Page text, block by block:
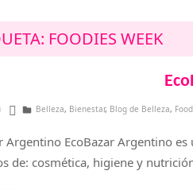
FOODIES WEEK
18, 2016Belleza, Bienestar, Blog de Belleza, Food
Argentino EcoBazar Argentino
de: cosmética, higiene y